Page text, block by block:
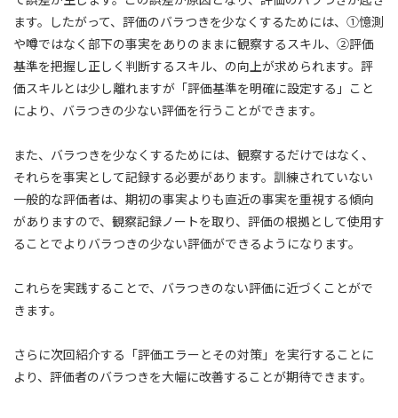
ます。したがって、評価のバラつきを少なくするためには、①憶測
や噂ではなく部下の事実をありのままに観察するスキル、②評価
基準を把握し正しく判断するスキル、の向上が求められます。評
価スキルとは少し離れますが「評価基準を明確に設定する」こと
により、バラつきの少ない評価を行うことができます。
また、バラつきを少なくするためには、観察するだけではなく、
それらを事実として記録する必要があります。訓練されていない
一般的な評価者は、期初の事実よりも直近の事実を重視する傾向
がありますので、観察記録ノートを取り、評価の根拠として使用す
ることでよりバラつきの少ない評価ができるようになります。
これらを実践することで、バラつきのない評価に近づくことがで
きます。
さらに次回紹介する「評価エラーとその対策」を実行することに
より、評価者のバラつきを大幅に改善することが期待できます。